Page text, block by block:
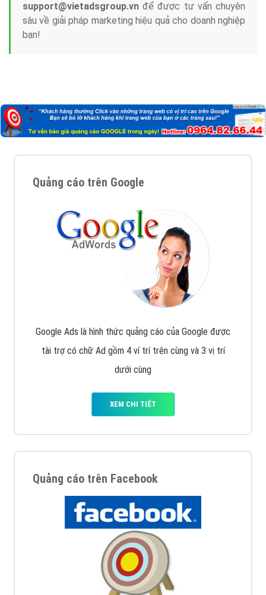
support@vietadsgroup.vn để được tư vấn chuyên
sâu về giải pháp marketing hiệu quả cho doanh nghiệp
bạn!
Quảng cáo trên Google
Google Ads là hình thức quảng cáo của Google được
tài trợ có chữ Ad gồm 4 ví trí trên cùng và 3 vị trí
dưới cùng
XEM CHI TIẾT
Quảng cáo trên Facebook